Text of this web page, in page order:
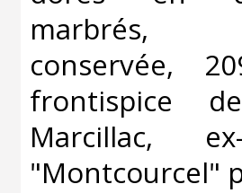
marbrés,
conservée,
frontispice
Marcillac,
"Montcourcel"